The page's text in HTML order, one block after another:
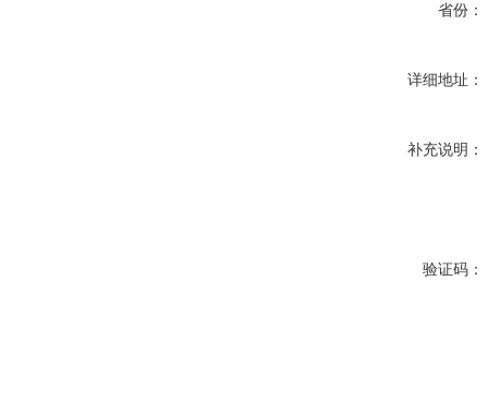
省份：
详细地址：
补充说明：
验证码：